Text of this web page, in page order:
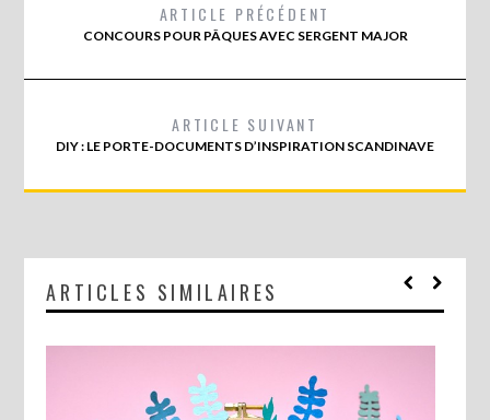
ARTICLE PRÉCÉDENT
CONCOURS POUR PÂQUES AVEC SERGENT MAJOR
ARTICLE SUIVANT
DIY : LE PORTE-DOCUMENTS D’INSPIRATION SCANDINAVE
ARTICLES SIMILAIRES